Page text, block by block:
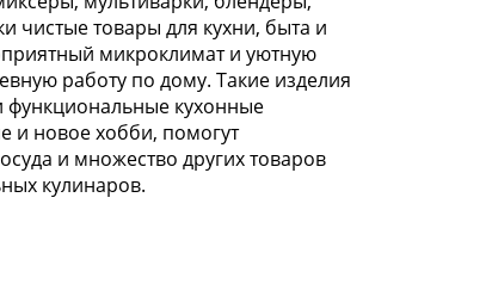
товары для кухни, быта и
микроклимат и уютную
работу по дому. Такие изделия
кухонные
и новое хобби, помогут
и множество других товаров
кулинаров.